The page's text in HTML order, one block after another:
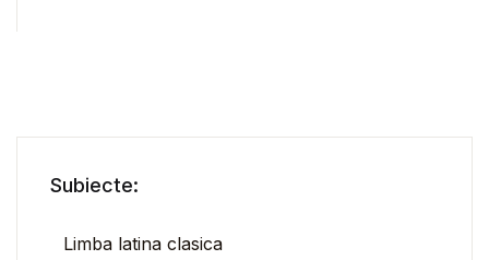
Subiecte:
Limba latina clasica